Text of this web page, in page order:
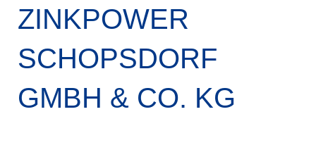
ZINKPOWER
SCHOPSDORF
GMBH & CO. KG